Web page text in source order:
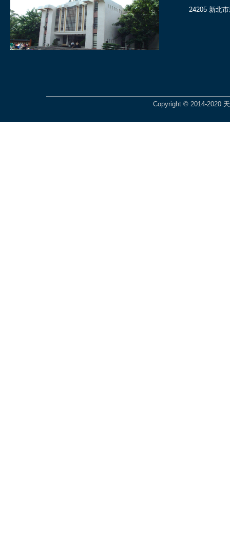
24205 新北
Copyright © 2014-2020